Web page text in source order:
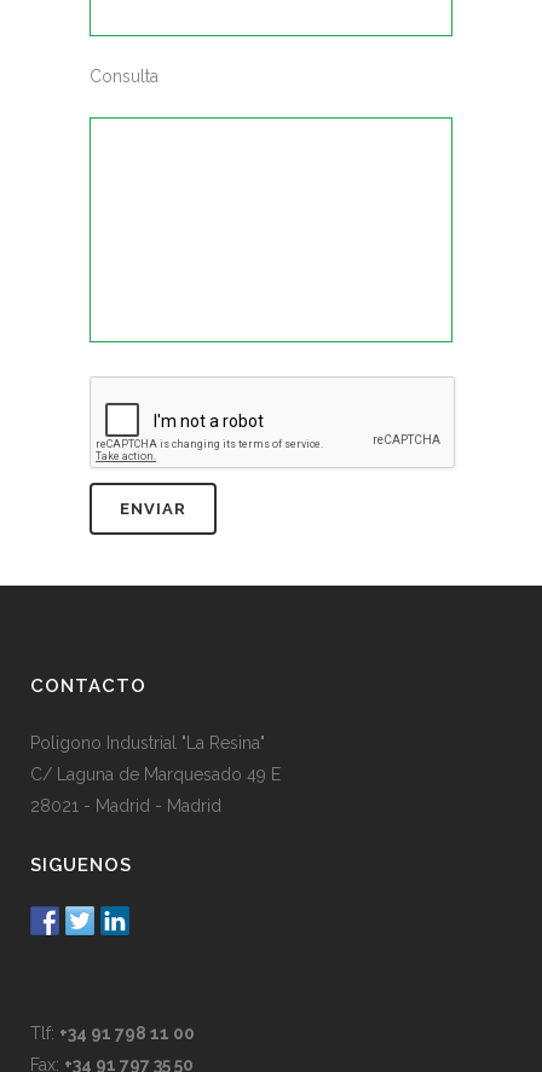
Consulta
CONTACTO
Poligono Industrial "La Resina"
C/ Laguna de Marquesado 49 E
28021 - Madrid - Madrid
SIGUENOS
Tlf: +34 91 798 11 00
Fax: +34 91 797 35 50